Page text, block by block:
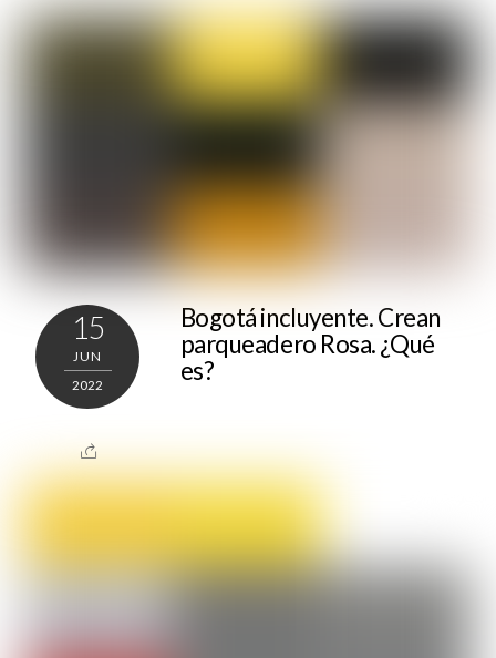
15
JUN
2022
Bogotá incluyente. Crean
parqueadero Rosa. ¿Qué
es?